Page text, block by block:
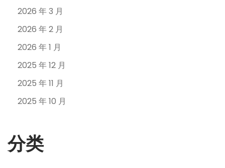
2026 年 3 月
2026 年 2 月
2026 年 1 月
2025 年 12 月
2025 年 11 月
2025 年 10 月
分类